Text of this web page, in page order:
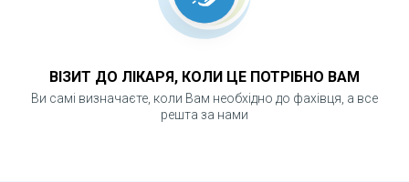
ВІЗИТ ДО ЛІКАРЯ, КОЛИ ЦЕ ПОТРІБНО ВАМ
Ви самі визначаєте, коли Вам необхідно до фахівця, а все
решта за нами